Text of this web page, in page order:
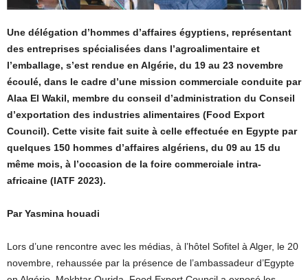
Une délégation d’hommes d’affaires égyptiens, représentant
des entreprises spécialisées dans l’agroalimentaire et
l’emballage, s’est rendue en Algérie, du 19 au 23 novembre
écoulé, dans le cadre d’une mission commerciale conduite par
Alaa El Wakil, membre du conseil d’administration du Conseil
d’exportation des industries alimentaires (Food Export
Council). Cette visite fait suite à celle effectuée en Egypte par
quelques 150 hommes d’affaires algériens, du 09 au 15 du
même mois, à l’occasion de la foire commerciale intra-
africaine (IATF 2023).
Par Yasmina houadi
Lors d’une rencontre avec les médias, à l’hôtel Sofitel à Alger, le 20
novembre, rehaussée par la présence de l’ambassadeur d’Egypte